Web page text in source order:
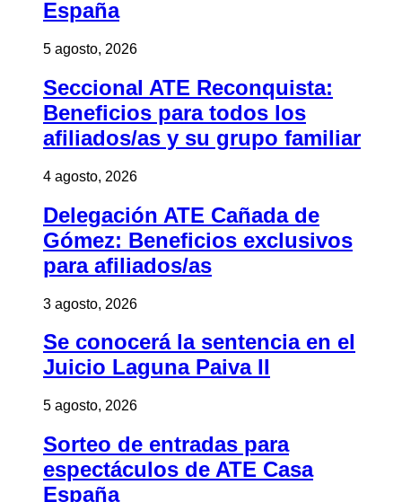
España
5 agosto, 2026
Seccional ATE Reconquista:
Beneficios para todos los
afiliados/as y su grupo familiar
4 agosto, 2026
Delegación ATE Cañada de
Gómez: Beneficios exclusivos
para afiliados/as
3 agosto, 2026
Se conocerá la sentencia en el
Juicio Laguna Paiva II
5 agosto, 2026
Sorteo de entradas para
espectáculos de ATE Casa
España